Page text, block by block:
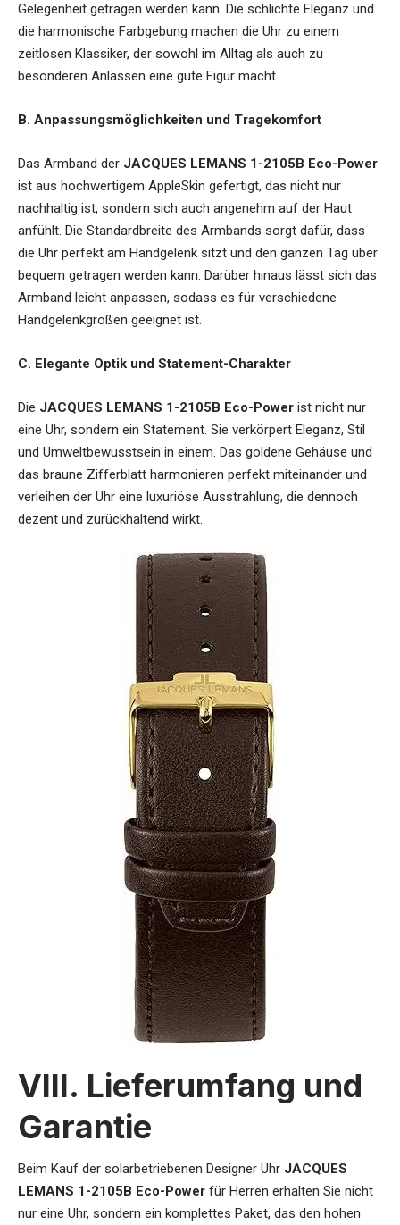
Gelegenheit getragen werden kann. Die schlichte Eleganz und
die harmonische Farbgebung machen die Uhr zu einem
zeitlosen Klassiker, der sowohl im Alltag als auch zu
besonderen Anlässen eine gute Figur macht.
B. Anpassungsmöglichkeiten und Tragekomfort
Das Armband der JACQUES LEMANS 1-2105B Eco-Power
ist aus hochwertigem AppleSkin gefertigt, das nicht nur
nachhaltig ist, sondern sich auch angenehm auf der Haut
anfühlt. Die Standardbreite des Armbands sorgt dafür, dass
die Uhr perfekt am Handgelenk sitzt und den ganzen Tag über
bequem getragen werden kann. Darüber hinaus lässt sich das
Armband leicht anpassen, sodass es für verschiedene
Handgelenkgrößen geeignet ist.
C. Elegante Optik und Statement-Charakter
Die JACQUES LEMANS 1-2105B Eco-Power ist nicht nur
eine Uhr, sondern ein Statement. Sie verkörpert Eleganz, Stil
und Umweltbewusstsein in einem. Das goldene Gehäuse und
das braune Zifferblatt harmonieren perfekt miteinander und
verleihen der Uhr eine luxuriöse Ausstrahlung, die dennoch
dezent und zurückhaltend wirkt.
VIII. Lieferumfang und
Garantie
Beim Kauf der solarbetriebenen Designer Uhr JACQUES
LEMANS 1-2105B Eco-Power für Herren erhalten Sie nicht
nur eine Uhr, sondern ein komplettes Paket, das den hohen